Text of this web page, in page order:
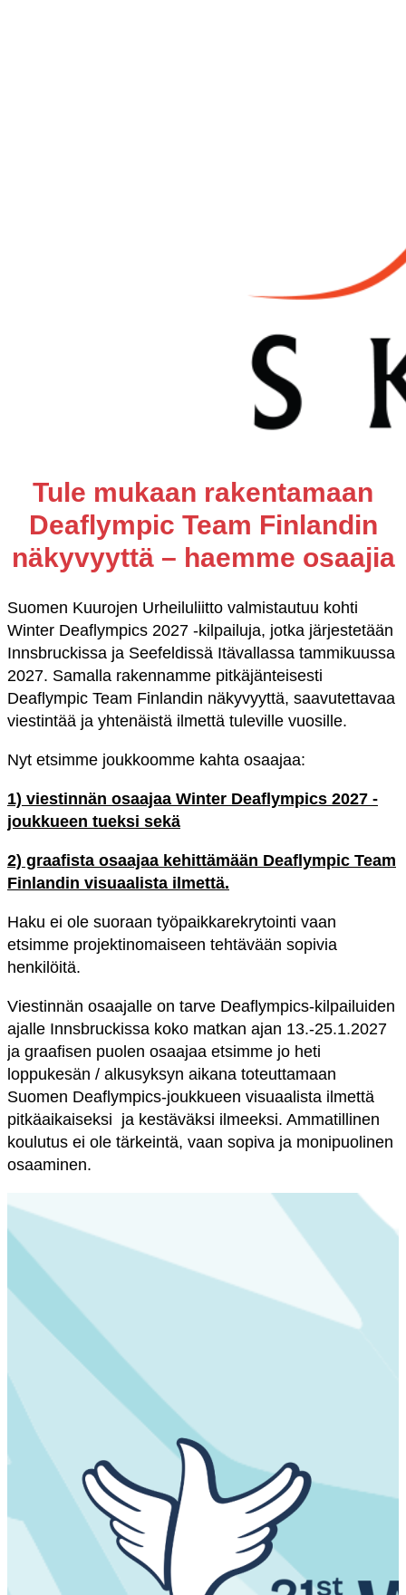
Tule mukaan rakentamaan
Deaflympic Team Finlandin
näkyvyyttä – haemme osaajia
Suomen Kuurojen Urheiluliitto valmistautuu kohti
Winter Deaflympics 2027 -kilpailuja, jotka järjestetään
Innsbruckissa ja Seefeldissä Itävallassa tammikuussa
2027. Samalla rakennamme pitkäjänteisesti
Deaflympic Team Finlandin näkyvyyttä, saavutettavaa
viestintää ja yhtenäistä ilmettä tuleville vuosille.
Nyt etsimme joukkoomme kahta osaajaa:
1) viestinnän osaajaa Winter Deaflympics 2027 -
joukkueen tueksi sekä
2) graafista osaajaa kehittämään Deaflympic Team
Finlandin visuaalista ilmettä.
Haku ei ole suoraan työpaikkarekrytointi vaan
etsimme projektinomaiseen tehtävään sopivia
henkilöitä.
Viestinnän osaajalle on tarve Deaflympics-kilpailuiden
ajalle Innsbruckissa koko matkan ajan 13.-25.1.2027
ja graafisen puolen osaajaa etsimme jo heti
loppukesän / alkusyksyn aikana toteuttamaan
Suomen Deaflympics-joukkueen visuaalista ilmettä
pitkäaikaiseksi ja kestäväksi ilmeeksi. Ammatillinen
koulutus ei ole tärkeintä, vaan sopiva ja monipuolinen
osaaminen.